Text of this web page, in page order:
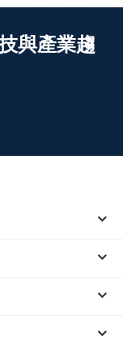
與產業趨